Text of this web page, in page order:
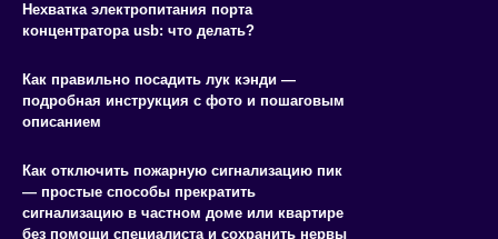
Нехватка электропитания порта
концентратора usb: что делать?
Как правильно посадить лук кэнди —
подробная инструкция с фото и пошаговым
описанием
Как отключить пожарную сигнализацию пик
— простые способы прекратить
сигнализацию в частном доме или квартире
без помощи специалиста и сохранить нервы